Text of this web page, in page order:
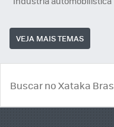
VEJA MAIS TEMAS